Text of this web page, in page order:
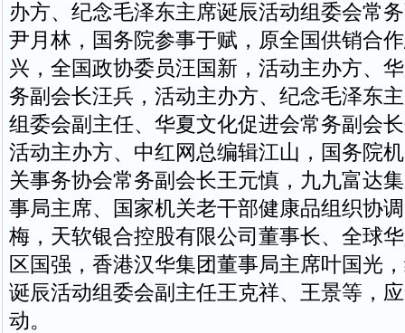
办方、纪念毛泽东主席诞辰活动组委会常
尹月林，国务院参事于赋，原全国供销合
兴，全国政协委员汪国新，活动主办方、
务副会长汪兵，活动主办方、纪念毛泽东
组委会副主任、华夏文化促进会常务副会
活动主办方、中红网总编辑江山，国务院
关事务协会常务副会长王元慎，九九富达
事局主席、国家机关老干部健康品组织协
梅，天软银合控股有限公司董事长、全球
区国强，香港汉华集团董事局主席叶国光
诞辰活动组委会副主任王克祥、王景等，
动。